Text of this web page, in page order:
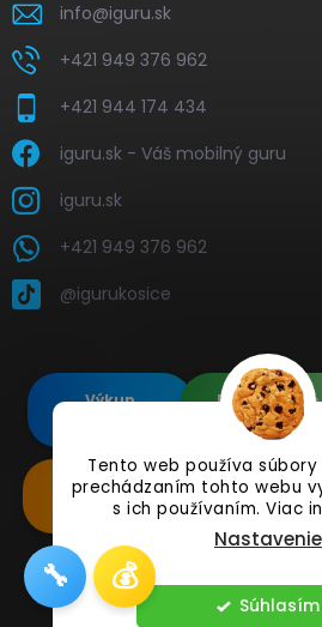
Tento web používa súbory
prechádzaním tohto webu
s ich používaním. Viac
Nastavenie
Súhlasím
info@iguru.sk
+421 949 376 962
+421 944 174 434
iguru.sk - Váš mobilný guru
iguru.sk
+421 949 376 962
@igurukosice
Výkup
Renovované
Apple's
Renovované
Samsung's
Doplnkové
Príslušenstvo
Copyright 2026 iguru.sk. Všetky
🔧 💰